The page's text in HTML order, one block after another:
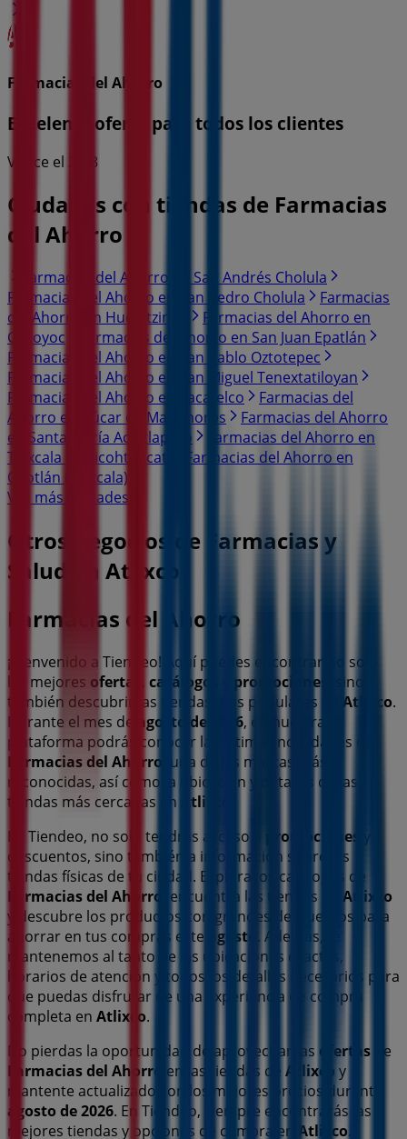
Farmacias del Ahorro
Excelente oferta para todos los clientes
Vence el 31/8
Ciudades con tiendas de Farmacias
del Ahorro
Farmacias del Ahorro en San Andrés Cholula
Farmacias del Ahorro en San Pedro Cholula
Farmacias
del Ahorro en Huejotzingo
Farmacias del Ahorro en
Cocoyoc
Farmacias del Ahorro en San Juan Epatlán
Farmacias del Ahorro en San Pablo Oztotepec
Farmacias del Ahorro en San Miguel Tenextatiloyan
Farmacias del Ahorro en Zacatelco
Farmacias del
Ahorro en Izúcar de Matamoros
Farmacias del Ahorro
en Santa María Acuitlapilco
Farmacias del Ahorro en
Tlaxcala de Xicohténcatl
Farmacias del Ahorro en
Ocotlán (Tlaxcala)
Ver más ciudades
Otros negocios de Farmacias y
Salud en Atlixco
Farmacias del Ahorro
¡Bienvenido a Tiendeo! Aquí puedes encontrar no solo
las mejores ofertas catálogos promociones
, sino
también descubrir las tiendas más populares en Atlixco.
Durante el mes de
agosto de 2026, en nuestra
plataforma podrás conocer las últimas novedades de
Farmacias del Ahorro , una de las marcas más
reconocidas, así como la ubicación y detalles de las
tiendas más cercanas en
Atlixco
En Tiendeo, no solo tendrás acceso a
promociones
y
descuentos, sino también a información sobre las
tiendas físicas de tu ciudad. Explora los catálogos de
Farmacias del Ahorro
, encuentra las tiendas en Atlixco
y descubre los productos con grandes descuentos para
ahorrar en tus compras este
agosto . Además, te
mantenemos al tanto de las ubicaciones exactas,
horarios de atención y todos los detalles necesarios para
que puedas disfrutar de una experiencia de compra
completa en Atlixco.
No pierdas la oportunidad de aprovechar las ofertas de
Farmacias del Ahorro en las tiendas de Atlixco y
mantente actualizado con los mejores precios durante
agosto de 2026. En Tiendeo, siempre encontrarás las
mejores tiendas y opciones de compra en
Atlixco.